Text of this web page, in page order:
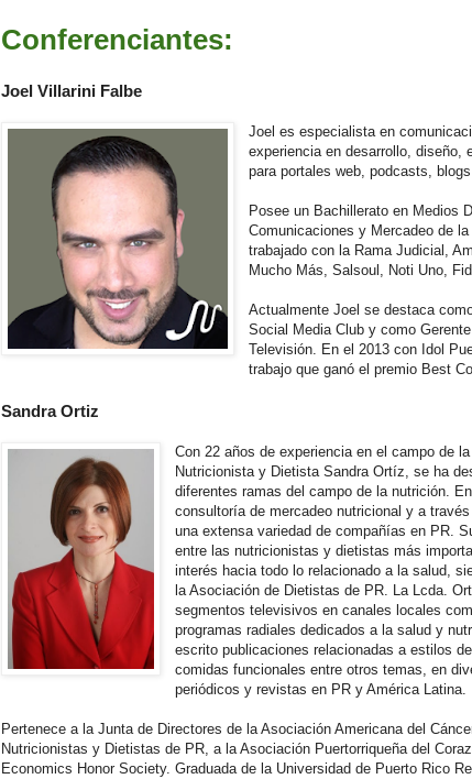
Conferenciantes:
Joel Villarini Falbe
Joel es especialista en
experiencia en desarrollo, diseño,
para portales web, podcasts,
Posee un Bachillerato en Medios
Comunicaciones y Mercadeo de
trabajado con la Rama Judicial,
Mucho Más, Salsoul, Noti Uno,
Actualmente Joel se destaca
Social Media Club y como
Televisión. En el 2013 con Idol
trabajo que ganó el premio Best
Sandra Ortiz
Con 22 años de experiencia en el campo de
Nutricionista y Dietista Sandra Ortíz, se ha
diferentes ramas del campo de la nutrición.
consultoría de mercadeo nutricional y a
una extensa variedad de compañías en PR.
entre las nutricionistas y dietistas más
interés hacia todo lo relacionado a la salud,
la Asociación de Dietistas de PR. La Lcda.
segmentos televisivos en canales locales
programas radiales dedicados a la salud y
escrito publicaciones relacionadas a estilos
comidas funcionales entre otros temas, en
periódicos y revistas en PR y América Latina.
Pertenece a la Junta de Directores de la Asociación Americana del
Nutricionistas y Dietistas de PR, a la Asociación Puertorriqueña del
Economics Honor Society. Graduada de la Universidad de Puerto Rico